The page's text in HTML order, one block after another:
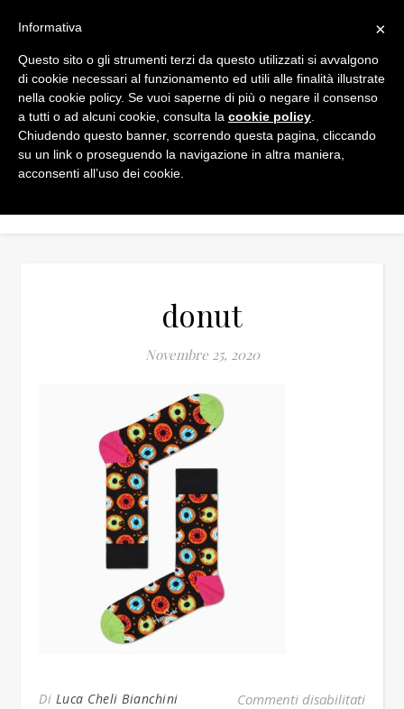
donut
Novembre 25, 2020
Di Luca Cheli Bianchini Commenti disabilitatisu
×
Informativa
Questo sito o gli strumenti terzi da questo utilizzati si avvalgono
di cookie necessari al funzionamento ed utili alle finalità illustrate
nella cookie policy. Se vuoi saperne di più o negare il consenso
a tutti o ad alcuni cookie, consulta la cookie policy
Chiudendo questo banner, scorrendo questa pagina, cliccando
su un link o proseguendo la navigazione in altra maniera,
acconsenti all’uso dei cookie.